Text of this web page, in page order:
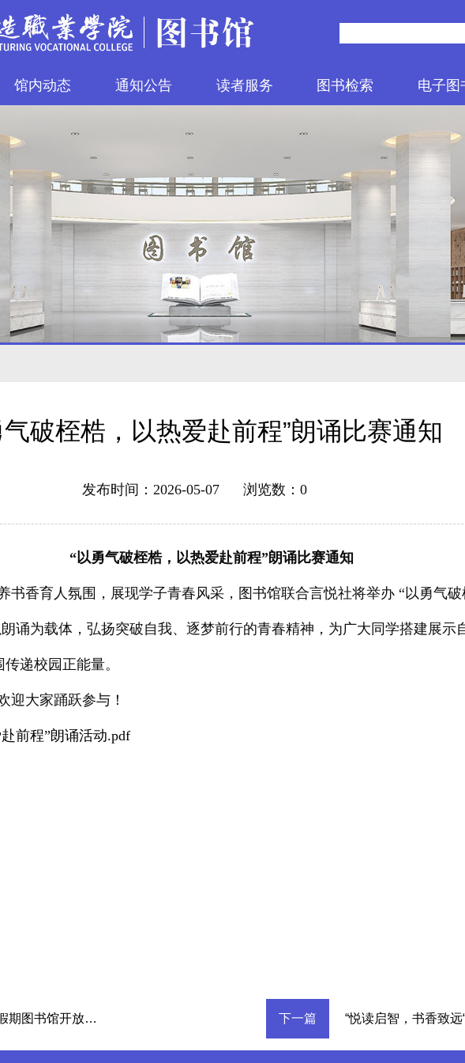
馆内动态 通知公告 读者服务 图书检索 电子图
气破桎梏，以热爱赴前程”朗诵比赛通知
发布时间：2026-05-07 浏览数： 0
“以勇气破桎梏，以热爱赴前程”朗诵比赛通知
书香育人氛围，展现学子青春风采，图书馆联合言悦社将举办 “以勇气
诵为载体，弘扬突破自我、逐梦前行的青春精神，为广大同学搭建展示
递校园正能量。
迎大家踊跃参与！
前程”朗诵活动.pdf
关于 2026 年清明节假期图书馆开放时间的公告 下一篇